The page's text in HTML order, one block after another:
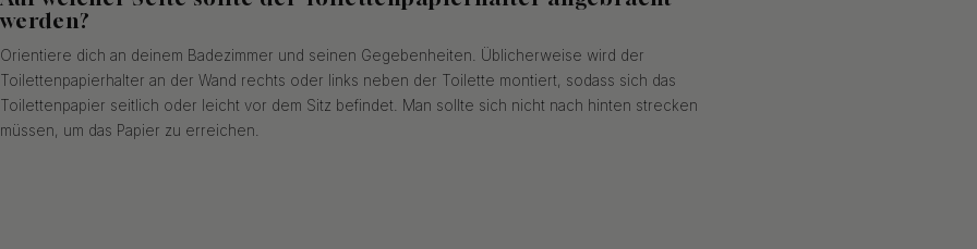
werden?
Orientiere dich an deinem Badezimmer und seinen Gegebenheiten. Üblicherweise wird der
Toilettenpapierhalter an der Wand rechts oder links neben der Toilette montiert, sodass sich das
Toilettenpapier seitlich oder leicht vor dem Sitz befindet. Man sollte sich nicht nach hinten strecken
müssen, um das Papier zu erreichen.